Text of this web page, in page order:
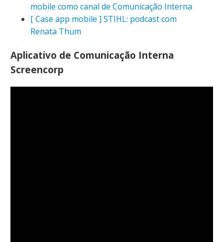
mobile como canal de Comunicação Interna
[ Case app mobile ] STIHL: podcast com
Renata Thum
Aplicativo de Comunicação Interna
Screencorp